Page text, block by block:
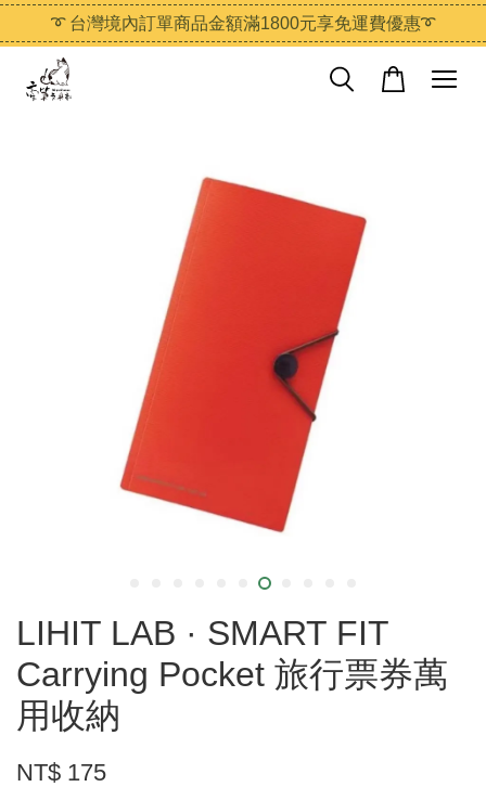
➰ 台灣境內訂單商品金額滿1800元享免運費優惠➰
LIHIT LAB · SMART FIT
Carrying Pocket 旅行票券萬
用收納
NT$ 175